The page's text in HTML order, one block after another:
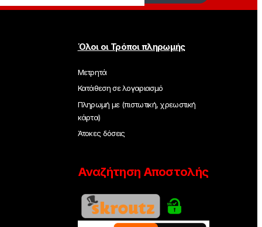
Όλοι οι Τρόποι πληρωμής
Μετρητά
Κατάθεση σε λογαριασμό
Πληρωμή με (πιστωτική, χρεωστική
κάρτα)
Άτοκες δόσεις
Αναζήτηση Αποστολής